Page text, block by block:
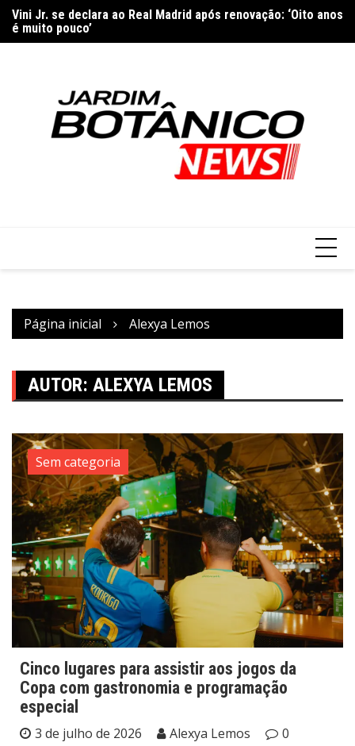
para
o
Vini Jr. se declara ao Real Madrid após renovação: ‘Oito anos
é muito pouco’
Página inicial Alexya Lemos
AUTOR: ALEXYA LEMOS
Sem categoria
Cinco lugares para assistir aos jogos da
Copa com gastronomia e programação
especial
3 de julho de 2026 Alexya Lemos
0